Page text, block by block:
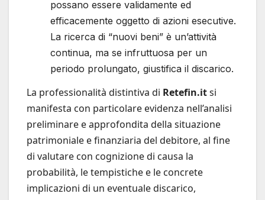
possano essere validamente ed
efficacemente oggetto di azioni esecutive.
La ricerca di “nuovi beni” è un’attività
continua, ma se infruttuosa per un
periodo prolungato, giustifica il discarico.
La professionalità distintiva di Retefin.itsi
manifesta con particolare evidenza nell’analisi
preliminare e approfondita della situazione
patrimoniale e finanziaria del debitore, al fine
di valutare con cognizione di causa la
probabilità, le tempistiche e le concrete
implicazioni di un eventuale discarico,